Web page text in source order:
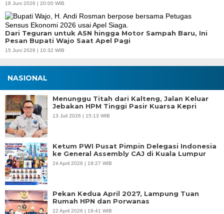
18 Juni 2026 | 20:00 WIB
Dari Teguran untuk ASN hingga Motor Sampah Baru, Ini
Pesan Bupati Wajo Saat Apel Pagi
15 Juni 2026 | 10:32 WIB
NASIONAL
Menunggu Titah dari Kalteng, Jalan Keluar
Jebakan HPM Tinggi Pasir Kuarsa Kepri
13 Juli 2026 | 15:13 WIB
Ketum PWI Pusat Pimpin Delegasi Indonesia
ke General Assembly CAJ di Kuala Lumpur
24 April 2026 | 19:27 WIB
Pekan Kedua April 2027, Lampung Tuan
Rumah HPN dan Porwanas
22 April 2026 | 19:41 WIB